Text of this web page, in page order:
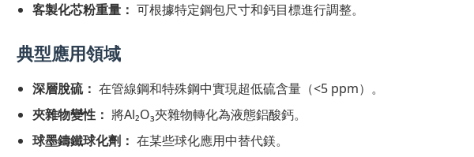
客製化芯粉重量： 可根據特定鋼包尺寸和鈣目標進行調整。
典型應用領域
深層脫硫： 在管線鋼和特殊鋼中實現超低硫含量（<5 ppm）。
夾雜物變性： 將Al₂O₃夾雜物轉化為液態鋁酸鈣。
球墨鑄鐵球化劑： 在某些球化應用中替代鎂。